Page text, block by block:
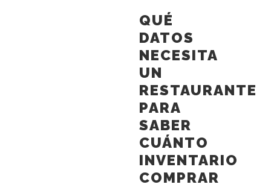
QUÉ
DATOS
NECESITA
UN
RESTAURANTE
PARA
SABER
CUÁNTO
INVENTARIO
COMPRAR